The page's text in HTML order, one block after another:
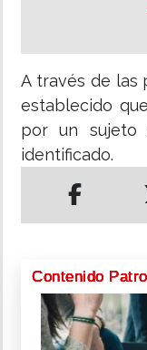
A través de las
establecido
por un sujeto
identificado.
Contenido